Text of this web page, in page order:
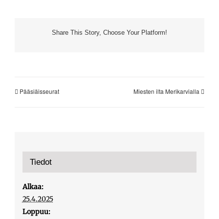
Share This Story, Choose Your Platform!
Pääsiäisseurat Miesten ilta Merikarvialla
Tiedot
Alkaa:
25.4.2025
Loppuu: